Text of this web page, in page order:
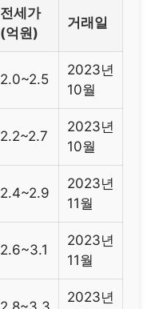
전세가
(억원)
거래일
2.0~2.5
2023년
10월
2.2~2.7
2023년
10월
2.4~2.9
2023년
11월
2.6~3.1
2023년
11월
2023년